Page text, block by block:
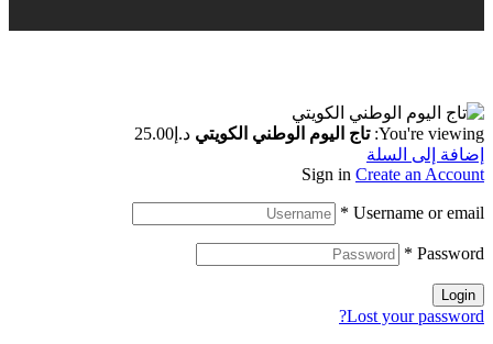
You're viewing: تاج اليوم الوطني الكويتي د.إ 25.00
إضافة إلى السلة
Sign in Create an Account
Username or email
*
Password
*
Login
Lost your password?